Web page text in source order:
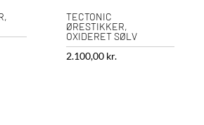
TECTONIC
ØRESTIKKER,
OXIDERET SØLV
2.100,00 kr.